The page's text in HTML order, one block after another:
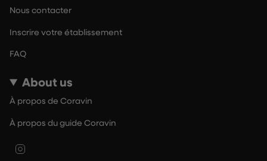
Nous contacter
Inscrire votre établissement
FAQ
About us
À propos de Coravin
À propos du guide Coravin